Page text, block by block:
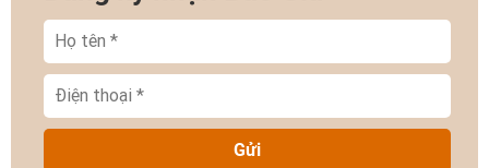
Gửi